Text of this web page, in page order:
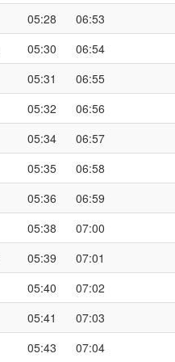
05:28
06:53
05:30
06:54
05:31
06:55
05:32
06:56
05:34
06:57
05:35
06:58
05:36
06:59
05:38
07:00
05:39
07:01
05:40
07:02
05:41
07:03
05:43 07:04